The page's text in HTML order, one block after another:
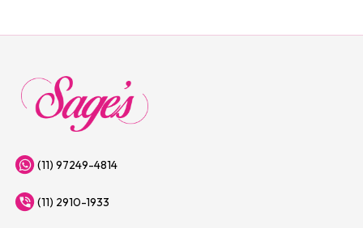
(11) 97249-4814
(11) 2910-1933